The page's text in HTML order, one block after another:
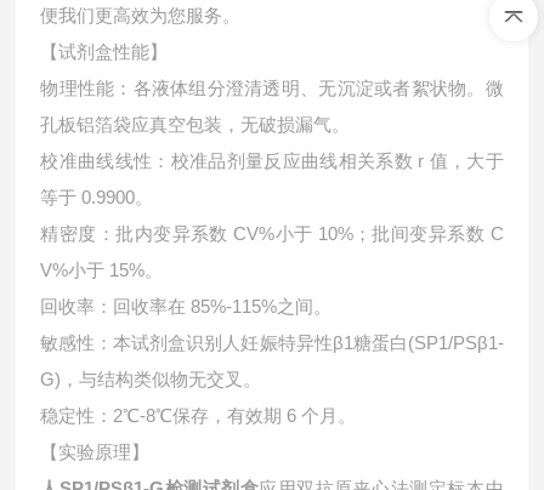
便我们更高效为您服务。
【试剂盒性能】
物理性能：各液体组分澄清透明、无沉淀或者絮状物。微
孔板铝箔袋应真空包装，无破损漏气。
校准曲线线性：校准品剂量反应曲线相关系数 r 值，大于
等于 0.9900。
精密度：批内变异系数 CV%小于 10%；批间变异系数 C
V%小于 15%。
回收率：回收率在 85%-115%之间。
敏感性：本试剂盒识别人妊娠特异性β1糖蛋白(SP1/PSβ1-
G)，与结构类似物无交叉。
稳定性：2℃-8℃保存，有效期 6 个月。
【实验原理】